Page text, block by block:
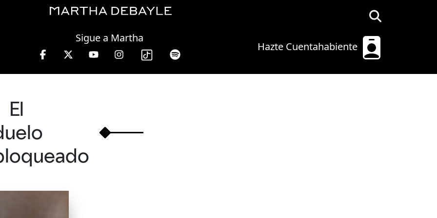
Hazte Cuentahabiente
Sigue a Martha
Debayle en W, lunes a viernes de 10 a 13 hrs.
El